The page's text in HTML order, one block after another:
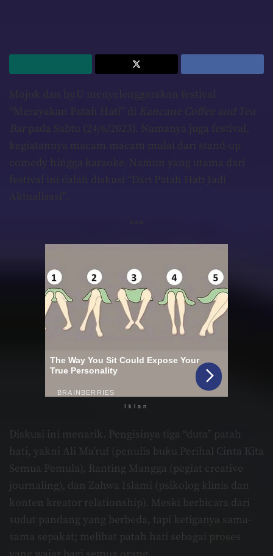
Iklan
Diskusi ini menarik. Pengisinya tiga “duta” patah
hati, yakni Ali Ma’ruf (penulis buku Perihal Cinta Kita
Semua Pemula), Ranting Mangga (pegiat creative
journaling), dan Zahwa Islami (psikolog klinis dan
konten kreator relationship). Meski berbicara dari
sudut pandang yang berbeda, tapi ketiganya sama-
sama sepakat; melihat patah hati sebagai proses